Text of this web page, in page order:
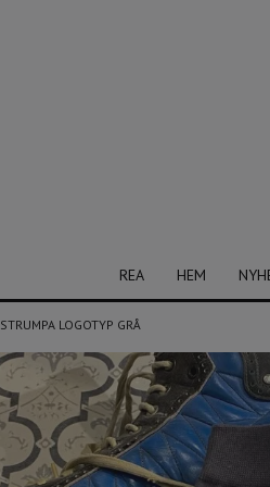
REA HEM
STRUMPA LOGOTYP GRÅ